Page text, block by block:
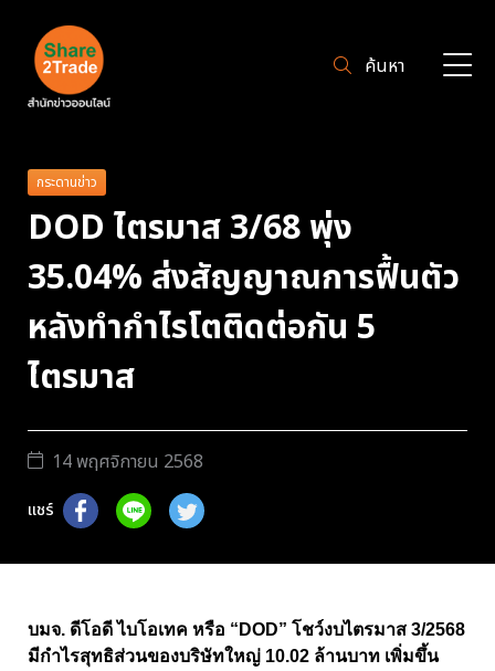
ค้นหา
กระดานข่าว
DOD ไตรมาส 3/68 พุ่ง
35.04% ส่งสัญญาณการฟื้นตัว
หลังทำกำไรโตติดต่อกัน 5
ไตรมาส
14 พฤศจิกายน 2568
แชร์
บมจ. ดีโอดี ไบโอเทค หรือ “ DOD” โชว์งบไตรมาส 3/2568
มีกำไรสุทธิส่วนของบริษัทใหญ่ 10.02 ล้านบาท เพิ่มขึ้น